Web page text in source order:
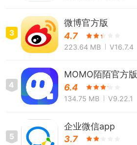
3
微博官方版
4.7
223.64 MB V16.7.4
4
MOMO陌陌官方版
6.4
134.75 MB V9.22.1
5
企业微信app
3.7